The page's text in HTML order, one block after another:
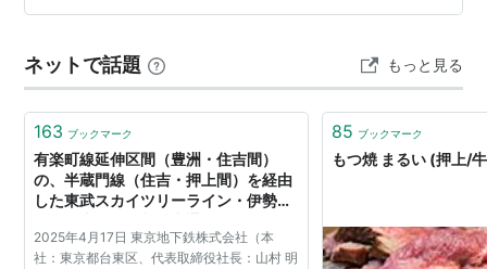
ら押上エリアのお部屋をご案内していますが、「街の雰
なくありません。 今回は、不動産会社なら…
ネットで話題 もっと見る
163 ブックマーク
有楽町線延伸区間（豊洲・住吉間）
の、半蔵門線（住吉・押上間）を経由
した東武スカイツリーライン・伊勢崎
基本合意いたしました｜東京メトロ
2025年4月17日 東京地下鉄株式会社（本
社：東京都台東区、代表取締役社長：山村 明
85 ブックマーク
もつ焼 まるい (押上/